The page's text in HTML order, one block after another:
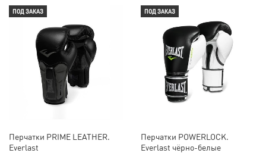
ПОД ЗАКАЗ
Перчатки PRIME LEATHER.
Everlast
ПОД ЗАКАЗ
Перчатки POWERLOCK.
Everlast чёрно-белые